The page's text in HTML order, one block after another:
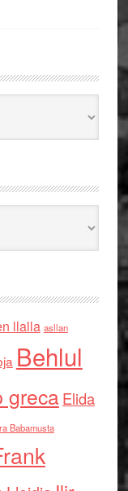
llalla asllan
Behlul
grecaElida
Babamusta